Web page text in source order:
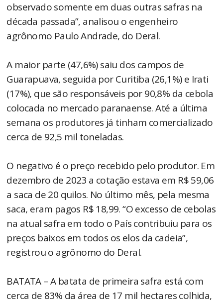
observado somente em duas outras safras na
década passada”, analisou o engenheiro
agrônomo Paulo Andrade, do Deral.
A maior parte (47,6%) saiu dos campos de
Guarapuava, seguida por Curitiba (26,1%) e Irati
(17%), que são responsáveis por 90,8% da cebola
colocada no mercado paranaense. Até a última
semana os produtores já tinham comercializado
cerca de 92,5 mil toneladas.
O negativo é o preço recebido pelo produtor. Em
dezembro de 2023 a cotação estava em R$ 59,06
a saca de 20 quilos. No último mês, pela mesma
saca, eram pagos R$ 18,99. “O excesso de cebolas
na atual safra em todo o País contribuiu para os
preços baixos em todos os elos da cadeia”,
registrou o agrônomo do Deral.
BATATA – A batata de primeira safra está com
cerca de 83% da área de 17 mil hectares colhida,